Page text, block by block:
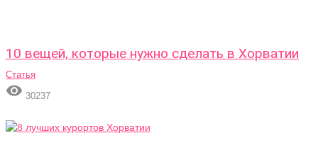
10 вещей, которые нужно сделать в Хорватии
Статья
 30237